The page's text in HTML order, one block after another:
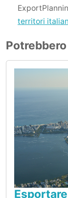
territori